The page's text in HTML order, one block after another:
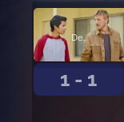
1 - 1
Degenerado primero